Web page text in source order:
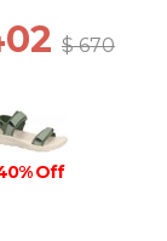
$ 670
Off